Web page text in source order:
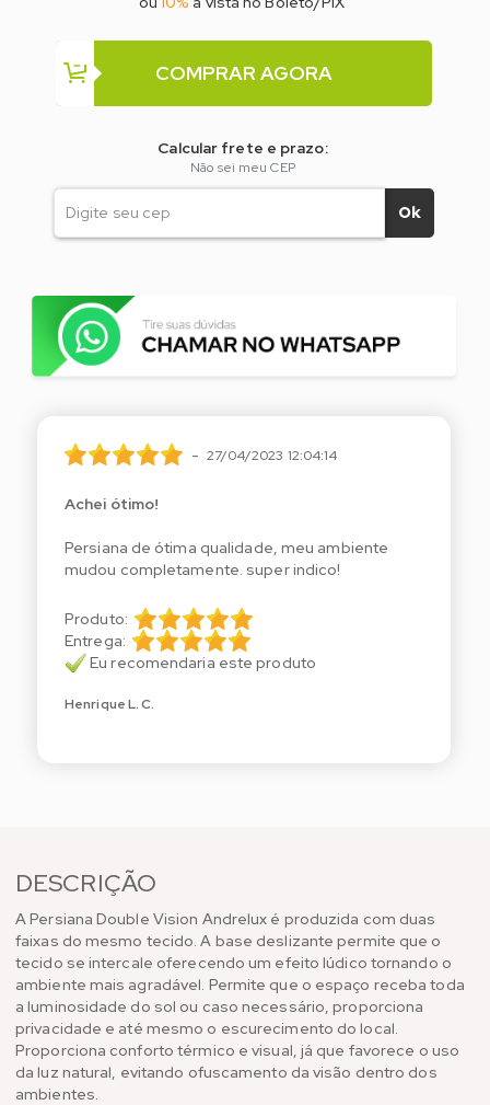
COMPRAR AGORA
Calcular frete e prazo:
Não sei meu CEP
Ok
- 27/04/2023 12:04:14
Achei ótimo!
Persiana de ótima qualidade, meu ambiente
mudou completamente. super indico!
Produto:
Entrega:
Eu recomendaria este produto
Henrique L. C.
DESCRIÇÃO
A Persiana Double Vision Andrelux é produzida com duas
faixas do mesmo tecido. A base deslizante permite que o
tecido se intercale oferecendo um efeito lúdico tornando o
ambiente mais agradável. Permite que o espaço receba toda
a luminosidade do sol ou caso necessário, proporciona
privacidade e até mesmo o escurecimento do local.
Proporciona conforto térmico e visual, já que favorece o uso
da luz natural, evitando ofuscamento da visão dentro dos
ambientes.